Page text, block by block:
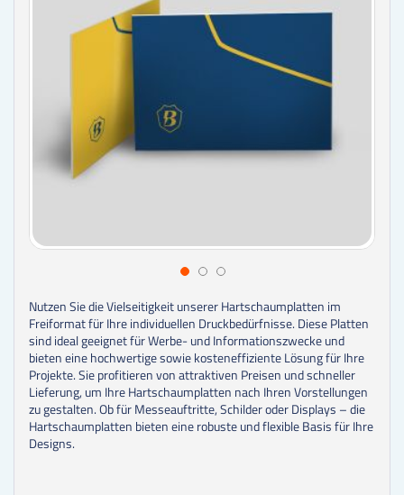
Nutzen Sie die Vielseitigkeit unserer Hartschaumplatten im
Freiformat für Ihre individuellen Druckbedürfnisse. Diese Platten
sind ideal geeignet für Werbe- und Informationszwecke und
bieten eine hochwertige sowie kosteneffiziente Lösung für Ihre
Projekte. Sie profitieren von attraktiven Preisen und schneller
Lieferung, um Ihre Hartschaumplatten nach Ihren Vorstellungen
zu gestalten. Ob für Messeauftritte, Schilder oder Displays – die
Hartschaumplatten bieten eine robuste und flexible Basis für Ihre
Designs.